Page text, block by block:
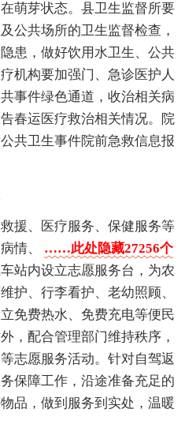
萌芽状态。县卫生监督所要
公共场所的卫生监督检查，
患，做好饮用水卫生、公共
机构要加强门、急诊医护人
事件绿色通道，收治相关病
春运医疗救治相关情况。院
共卫生事件院前急救信息报
援、医疗服务、保健服务等
情、 ……此处隐藏27256个
站内设立志愿服务台，为农
护、行李看护、老幼照顾、
免费热水、免费充电等便民
，配合管理部门维持秩序，
志愿服务活动。针对自驾返
保障工作，沿途准备充足的
品，做到服务到实处，温暖